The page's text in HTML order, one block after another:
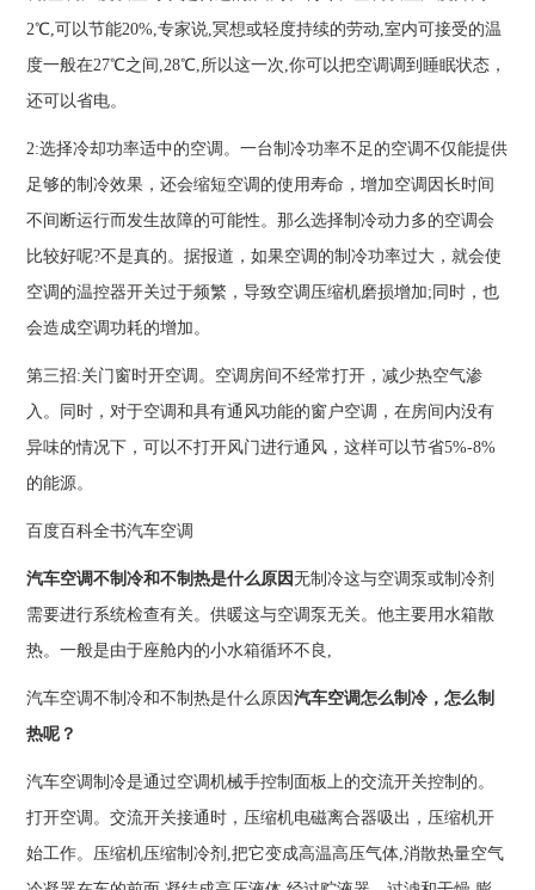
2℃,可以节能20%,专家说,冥想或轻度持续的劳动,室内可接受的温
度一般在27℃之间,28℃,所以这一次,你可以把空调调到睡眠状态，
还可以省电。
2:选择冷却功率适中的空调。一台制冷功率不足的空调不仅能提供
足够的制冷效果，还会缩短空调的使用寿命，增加空调因长时间
不间断运行而发生故障的可能性。那么选择制冷动力多的空调会
比较好呢?不是真的。据报道，如果空调的制冷功率过大，就会使
空调的温控器开关过于频繁，导致空调压缩机磨损增加;同时，也
会造成空调功耗的增加。
第三招:关门窗时开空调。空调房间不经常打开，减少热空气渗
入。同时，对于空调和具有通风功能的窗户空调，在房间内没有
异味的情况下，可以不打开风门进行通风，这样可以节省5%-8%
的能源。
百度百科全书汽车空调
汽车空调不制冷和不制热是什么原因无制冷这与空调泵或制冷剂
需要进行系统检查有关。供暖这与空调泵无关。他主要用水箱散
热。一般是由于座舱内的小水箱循环不良,
汽车空调不制冷和不制热是什么原因汽车空调怎么制冷，怎么制
热呢？
汽车空调制冷是通过空调机械手控制面板上的交流开关控制的。
打开空调。交流开关接通时，压缩机电磁离合器吸出，压缩机开
始工作。压缩机压缩制冷剂,把它变成高温高压气体,消散热量空气